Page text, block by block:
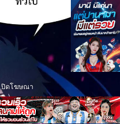
ปิดโฆษณา